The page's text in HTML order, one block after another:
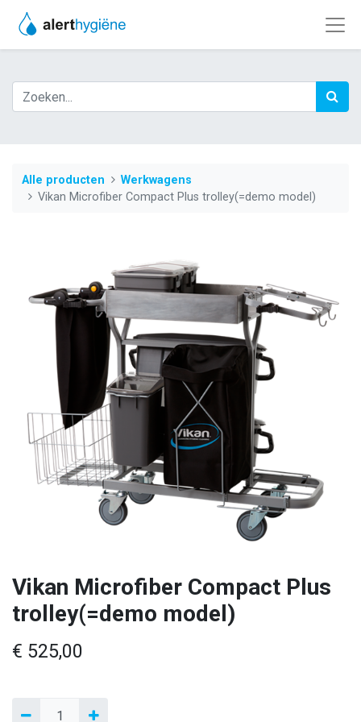
Alle producten
Werkwagens
Vikan Microfiber Compact Plus trolley(=demo model)
Vikan Microfiber Compact Plus
trolley(=demo model)
€ 525,00